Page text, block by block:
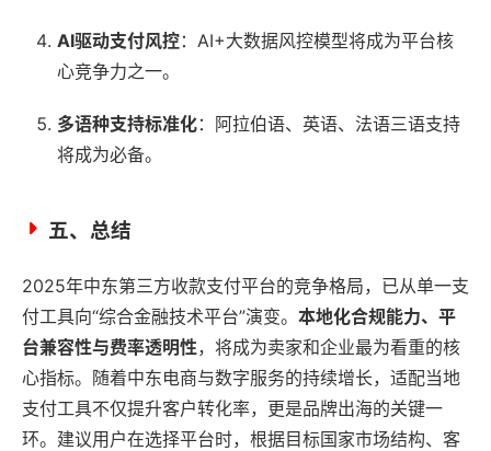
AI驱动支付风控：AI+大数据风控模型将成为平台核
心竞争力之一。
多语种支持标准化：阿拉伯语、英语、法语三语支持
将成为必备。
五、总结
2025年中东第三方收款支付平台的竞争格局，已从单一支
付工具向“综合金融技术平台”演变。 本地化合规能力、平
台兼容性与费率透明性，将成为卖家和企业最为看重的核
心指标。随着中东电商与数字服务的持续增长，适配当地
支付工具不仅提升客户转化率，更是品牌出海的关键一
环。建议用户在选择平台时，根据目标国家市场结构、客